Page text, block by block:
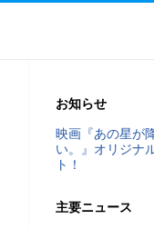
お知らせ
映画『あの星が
い。』オリジナ
ト！
主要ニュース